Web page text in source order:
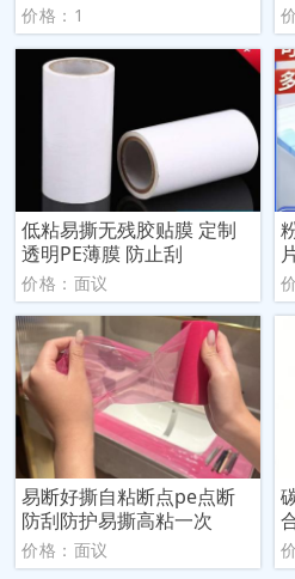
价格：1
低粘易撕无残胶贴膜 定制
透明PE薄膜 防止刮
价格：面议
易断好撕自粘断点pe点断
防刮防护易撕高粘一次
价格：面议